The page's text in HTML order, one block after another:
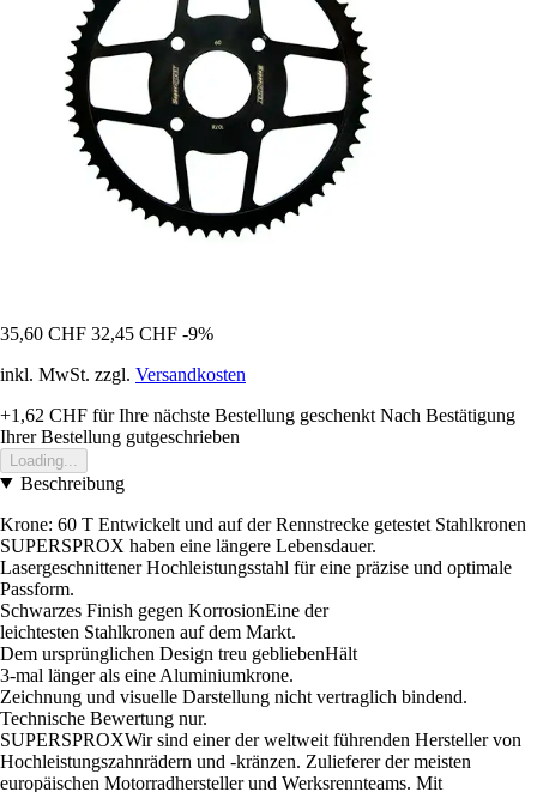
35,60 CHF 32,45 CHF -9%
inkl. MwSt. zzgl. Versandkosten
+1,62 CHF für Ihre nächste Bestellung geschenkt Nach Bestätigung
Ihrer Bestellung gutgeschrieben
Loading...
Beschreibung
Krone: 60 T Entwickelt und auf der Rennstrecke getestet Stahlkronen
SUPERSPROX haben eine längere Lebensdauer.
Lasergeschnittener Hochleistungsstahl für eine präzise und optimale
Passform.
Schwarzes Finish gegen KorrosionEine der
leichtesten Stahlkronen auf dem Markt.
Dem ursprünglichen Design treu gebliebenHält
3-mal länger als eine Aluminiumkrone.
Zeichnung und visuelle Darstellung nicht vertraglich bindend.
Technische Bewertung nur.
SUPERSPROXWir sind einer der weltweit führenden Hersteller von
Hochleistungszahnrädern und -kränzen. Zulieferer der meisten
europäischen Motorradhersteller und Werksrennteams. Mit